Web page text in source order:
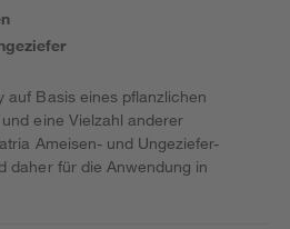
auf Basis eines pflanzlichen
eine Vielzahl anderer
Ameisen- und Ungeziefer-
daher für die Anwendung in